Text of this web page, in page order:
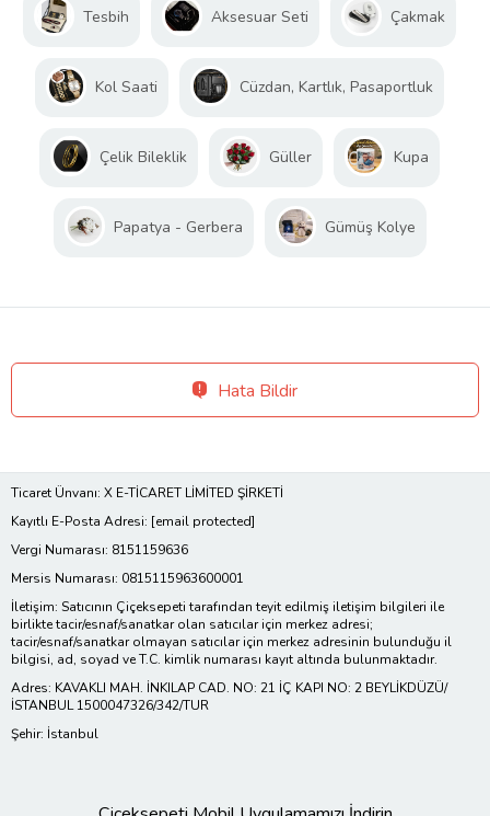
Tesbih Aksesuar Seti Çakmak
Kol Saati Cüzdan, Kartlık, Pasaportluk
Çelik Bileklik Güller Kupa
Papatya - Gerbera Gümüş Kolye
Hata Bildir
Ticaret Ünvanı: X E-TİCARET LİMİTED ŞİRKETİ
Kayıtlı E-Posta Adresi: [email protected]
Vergi Numarası: 8151159636
Mersis Numarası: 0815115963600001
İletişim: Satıcının Çiçeksepeti tarafından teyit edilmiş iletişim bilgileri ile
birlikte tacir/esnaf/sanatkar olan satıcılar için merkez adresi;
tacir/esnaf/sanatkar olmayan satıcılar için merkez adresinin bulunduğu il
bilgisi, ad, soyad ve T.C. kimlik numarası kayıt altında bulunmaktadır.
Adres: KAVAKLI MAH. İNKILAP CAD. NO: 21 İÇ KAPI NO: 2 BEYLİKDÜZÜ/
İSTANBUL 1500047326/342/TUR
Şehir: İstanbul